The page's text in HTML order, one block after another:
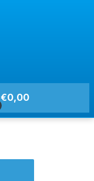
€0,00